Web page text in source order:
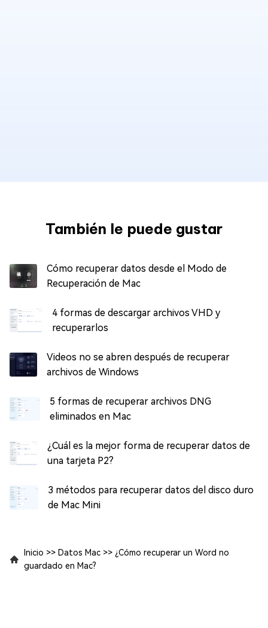
También le puede gustar
Cómo recuperar datos desde el Modo de
Recuperación de Mac
4 formas de descargar archivos VHD y
recuperarlos
Videos no se abren después de recuperar
archivos de Windows
5 formas de recuperar archivos DNG
eliminados en Mac
¿Cuál es la mejor forma de recuperar datos de
una tarjeta P2?
3 métodos para recuperar datos del disco duro
de Mac Mini
Inicio >> Datos Mac >> ¿Cómo recuperar un Word no
guardado en Mac?